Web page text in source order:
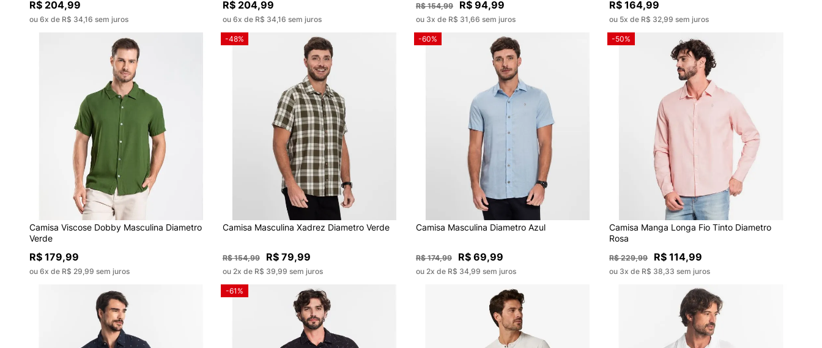
R$ 204,99
ou 6x de R$ 34,16 sem juros
R$ 204,99
ou 6x de R$ 34,16 sem juros
R$ 154,99 R$ 94,99
ou 3x de R$ 31,66 sem juros
R$ 164,99
ou 5x de R$ 32,99 sem juros
Camisa Viscose Dobby Masculina Diametro
Verde
R$ 179,99
ou 6x de R$ 29,99 sem juros
-48%
Camisa Masculina Xadrez Diametro Verde
R$ 154,99 R$ 79,99
ou 2x de R$ 39,99 sem juros
-60%
Camisa Masculina Diametro Azul
R$ 174,99 R$ 69,99
ou 2x de R$ 34,99 sem juros
-50%
Camisa Manga Longa Fio Tinto Diametro
Rosa
R$ 229,99 R$ 114,99
ou 3x de R$ 38,33 sem juros
-61%